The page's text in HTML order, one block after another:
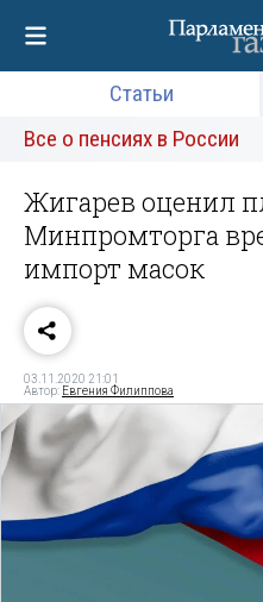
Статьи
Все о пенсиях в России
Жигарев оценил
Минпромторга
импорт масок
03.11.2020 21:01
Автор: Евгения Филиппова